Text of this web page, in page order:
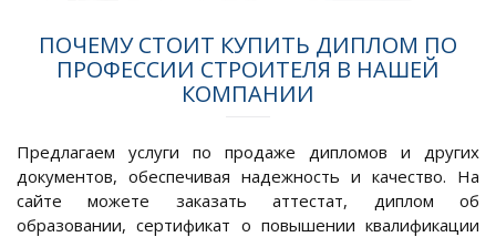
ПОЧЕМУ СТОИТ КУПИТЬ ДИПЛОМ ПО
ПРОФЕССИИ СТРОИТЕЛЯ В НАШЕЙ
КОМПАНИИ
Предлагаем услуги по продаже дипломов и других
документов, обеспечивая надежность и качество. На
сайте можете заказать аттестат, диплом об
образовании, сертификат о повышении квалификации